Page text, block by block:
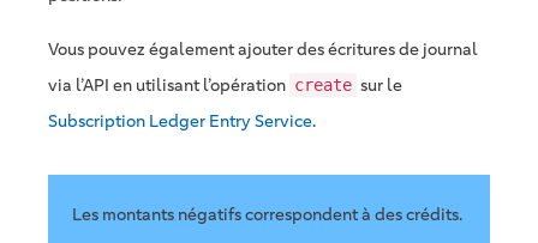
Vous pouvez également ajouter des écritures de journal
via l’API en utilisant l’opération create sur le
Subscription Ledger Entry Service.
Les montants négatifs correspondent à des crédits.